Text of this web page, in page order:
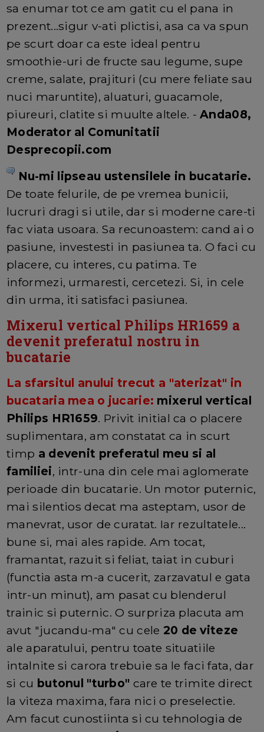
sa enumar tot ce am gatit cu el pana in
prezent...sigur v-ati plictisi, asa ca va spun
pe scurt doar ca este ideal pentru
smoothie-uri de fructe sau legume, supe
creme, salate, prajituri (cu mere feliate sau
nuci maruntite), aluaturi, guacamole,
piureuri, clatite si muulte altele. -Anda08,
Moderator al Comunitatii
Desprecopii.com
Nu-mi lipseau ustensilele in bucatarie.
De toate felurile, de pe vremea bunicii,
lucruri dragi si utile, dar si moderne care-ti
fac viata usoara. Sa recunoastem: cand ai o
pasiune, investesti in pasiunea ta. O faci cu
placere, cu interes, cu patima. Te
informezi, urmaresti, cercetezi. Si, in cele
din urma, iti satisfaci pasiunea.
Mixerul vertical Philips HR1659 a
devenit preferatul nostru in
bucatarie
La sfarsitul anului trecut a "aterizat" in
bucataria mea o jucarie: mixerul vertical
Philips HR1659. Privit initial ca o placere
suplimentara, am constatat ca in scurt
timp a devenit preferatul meu si al
familiei, intr-una din cele mai aglomerate
perioade din bucatarie. Un motor puternic,
mai silentios decat ma asteptam, usor de
manevrat, usor de curatat. Iar rezultatele...
bune si, mai ales rapide. Am tocat,
framantat, razuit si feliat, taiat in cuburi
(functia asta m-a cucerit, zarzavatul e gata
intr-un minut), am pasat cu blenderul
trainic si puternic. O surpriza placuta am
avut "jucandu-ma" cu cele 20 de viteze
ale aparatului, pentru toate situatiile
intalnite si carora trebuie sa le faci fata, dar
si cu butonul "turbo" care te trimite direct
la viteza maxima, fara nici o preselectie.
Am facut cunostiinta si cu tehnologia de